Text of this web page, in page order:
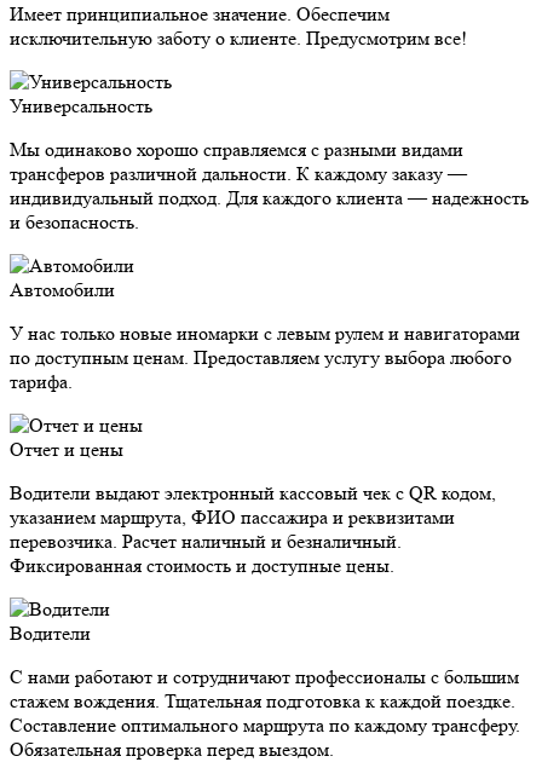
Имеет принципиальное значение. Обеспечим
исключительную заботу о клиенте. Предусмотрим все!
Универсальность
Мы одинаково хорошо справляемся с разными видами
трансферов различной дальности. К каждому заказу —
индивидуальный подход. Для каждого клиента — надежность
и безопасность.
Автомобили
У нас только новые иномарки с левым рулем и навигаторами
по доступным ценам. Предоставляем услугу выбора любого
тарифа.
Отчет и цены
Водители выдают электронный кассовый чек с QR кодом,
указанием маршрута, ФИО пассажира и реквизитами
перевозчика. Расчет наличный и безналичный.
Фиксированная стоимость и доступные цены.
Водители
С нами работают и сотрудничают профессионалы с большим
стажем вождения. Тщательная подготовка к каждой поездке.
Составление оптимального маршрута по каждому трансферу.
Обязательная проверка перед выездом.